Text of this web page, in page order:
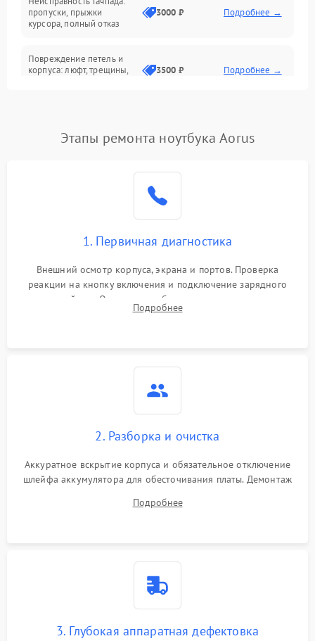
Сеть и интернет
пропуски, прыжки
курсора, полный отказ
3000 ₽ Подробнее →
Повреждение петель и
корпуса: люфт, трещины,
3500 ₽ Подробнее →
невозможность зарядки,
2500 ₽ Подробнее →
2000 ₽
Перегрев из‑за пыли,
неисправности кулера
Выход из строя SSD или
HDD: медленная загрузка,
2000 ₽
Проблемы Wi‑Fi или
Этапы ремонта ноутбука Aorus
1. Первичная диагностика
Внешний осмотр корпуса, экрана и портов. Проверка
реакции на кнопку включения и подключение зарядного
устройства. Оценка потребления тока с помощью
лабораторного блока питания для локализации проблемы.
Подробнее
2. Разборка и очистка
Аккуратное вскрытие корпуса и обязательное отключение
шлейфа аккумулятора для обесточивания платы. Демонтаж
высохшей термопасты с кристаллов чипов.
Подробнее
3. Глубокая аппаратная дефектовка